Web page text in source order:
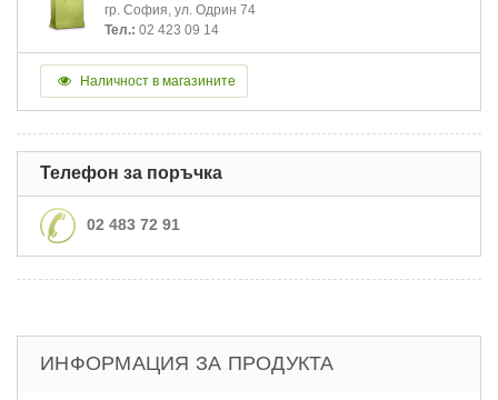
гр. София, ул. Одрин 74
Тел.: 02 423 09 14
Наличност в магазините
Телефон за поръчка
02 483 72 91
ИНФОРМАЦИЯ ЗА ПРОДУКТА